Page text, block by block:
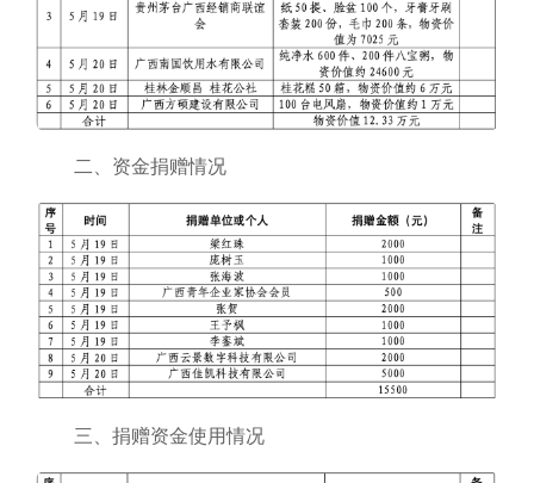
二、资金捐赠情况
三、捐赠资金使用情况